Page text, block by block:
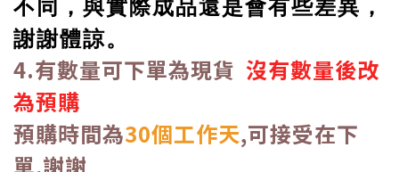
謝謝體諒。
4.有數量可下單為現貨 沒有數量後改
為預購
預購時間為30個工作天,可接受在下
單,謝謝